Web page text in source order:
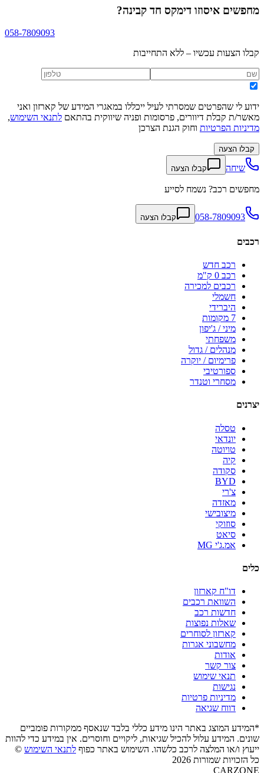
מחפשים איסוזו דימקס חד קבינה?
058-7809093
קבלו הצעות עכשיו – ללא התחייבות
ידוע לי שהפרטים שמסרתי לעיל ייכללו במאגרי המידע של קארזון ואני
מאשר/ת קבלת דיוורים, פרסומות ופניה שיווקית בהתאם לתנאי השימוש,
מדיניות הפרטיות וחוק הגנת הצרכן
קבלו הצעה
שיחה קבלו הצעה
מחפשים רכב? נשמח לסייע
058-7809093 קבלו הצעה
רכבים
רכב חדש
רכב 0 ק"מ
רכבים למכירה
חשמלי
היברידי
7 מקומות
מיני / ג'יפון
משפחתי
מנהלים / גדול
פרימיום / יוקרה
ספורטיבי
מסחרי וטנדר
יצרנים
טסלה
יונדאי
טויוטה
קיה
סקודה
BYD
צ'רי
מאזדה
מיצובישי
סוזוקי
סיאט
אמ.ג'י MG
כלים
דו"ח קארזון
השוואת רכבים
חדשות רכב
שאלות נפוצות
קארזון לסוחרים
מחשבוני אגרות
אודות
צור קשר
תנאי שימוש
נגישות
מדיניות פרטיות
דווח שגיאה
*המידע המוצג באתר הינו מידע כללי בלבד שנאסף ממקורות פומביים
שונים. המידע עלול להכיל שגיאות, ליקויים וחוסרים. אין במידע כדי להוות
ייעוץ ו/או המלצה לרכב כלשהו. השימוש באתר כפוף לתנאי השימוש ©
כל הזכויות שמורות 2026
CARZONE